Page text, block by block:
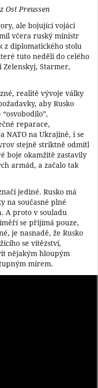
Ost Preussen
ale bojující vojáci
včera ruský ministr
z diplomatického stolu
tuto neděli do celého
Starmer,
realitě vývoje války
aby Rusko
reparace,
NATO na Ukrajině, i se
stejně striktně odmítl
boje okamžitě zastavily
armád, a začalo tak
jediné. Rusko má
na současné plné
A proto v souladu
se přijímá pouze,
je nasnadě, že Rusko
se vítězství,
nějakým hloupým
mírem.